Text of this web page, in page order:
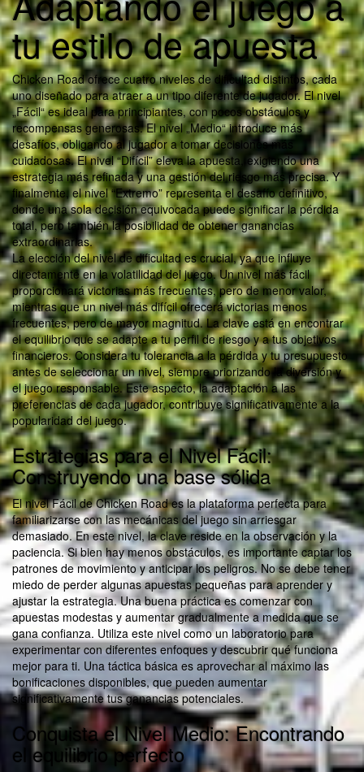
tu estilo de apuesta
Chicken Road ofrece cuatro niveles de dificultad distintos, cada
uno diseñado para atraer a un tipo diferente de jugador. El nivel
„Fácil“ es ideal para principiantes, con pocos obstáculos y
recompensas generosas. El nivel „Medio“ introduce más
desafíos, obligando al jugador a tomar decisiones más
cuidadosas. El nivel “Difícil” eleva la apuesta, exigiendo una
estrategia más refinada y una gestión del riesgo más precisa. Y
finalmente, el nivel “Extremo” representa el desafío definitivo,
donde una sola decisión equivocada puede significar la pérdida
total, pero también la posibilidad de obtener ganancias
extraordinarias.
La elección del nivel de dificultad es crucial, ya que influye
directamente en la volatilidad del juego. Un nivel más fácil
proporcionará victorias más frecuentes, pero de menor valor,
mientras que un nivel más difícil ofrecerá victorias menos
frecuentes, pero de mayor magnitud. La clave está en encontrar
el equilibrio que se adapte a tu perfil de riesgo y a tus objetivos
financieros. Considera tu tolerancia a la pérdida y tu presupuesto
antes de seleccionar un nivel, siempre priorizando la diversión y
el juego responsable. Este aspecto, la adaptación a las
preferencias de cada jugador, contribuye significativamente a la
popularidad del juego.
Estrategias para el Nivel Fácil:
Construyendo una base sólida
El nivel Fácil de Chicken Road es la plataforma perfecta para
familiarizarse con las mecánicas del juego sin arriesgar
demasiado. En este nivel, la clave reside en la observación y la
paciencia. Si bien hay menos obstáculos, es importante captar los
patrones de movimiento y anticipar los peligros. No se debe tener
miedo de perder algunas apuestas pequeñas para aprender y
ajustar la estrategia. Una buena práctica es comenzar con
apuestas modestas y aumentar gradualmente a medida que se
gana confianza. Utiliza este nivel como un laboratorio para
experimentar con diferentes enfoques y descubrir qué funciona
mejor para ti. Una táctica básica es aprovechar al máximo las
bonificaciones disponibles, que pueden aumentar
significativamente tus ganancias potenciales.
Conquista el Nivel Medio: Encontrando
el equilibrio perfecto